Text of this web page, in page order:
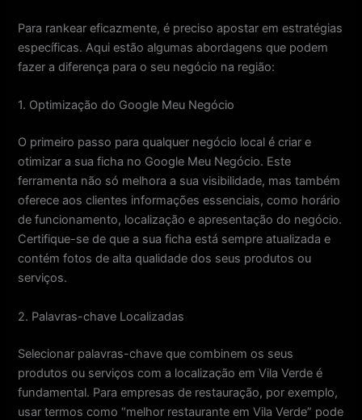
Para rankear eficazmente, é preciso apostar em estratégias
específicas. Aqui estão algumas abordagens que podem
fazer a diferença para o seu negócio na região:
1. Optimização do Google Meu Negócio
O primeiro passo para qualquer negócio local é criar e
otimizar a sua ficha no Google Meu Negócio. Este
ferramenta não só melhora a sua visibilidade, mas também
oferece aos clientes informações essenciais, como horário
de funcionamento, localização e apresentação do negócio.
Certifique-se de que a sua ficha está sempre atualizada e
contém fotos de alta qualidade dos seus produtos ou
serviços.
2. Palavras-chave Localizadas
Selecionar palavras-chave que combinem os seus
produtos ou serviços com a localização em Vila Verde é
fundamental. Para empresas de restauração, por exemplo,
usar termos como “melhor restaurante em Vila Verde” pode